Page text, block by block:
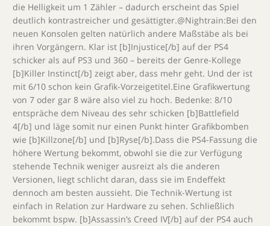
die Helligkeit um 1 Zähler – dadurch erscheint das Spiel
deutlich kontrastreicher und gesättigter.@Nightrain:Bei den
neuen Konsolen gelten natürlich andere Maßstäbe als bei
ihren Vorgängern. Klar ist [b]Injustice[/b] auf der PS4
schicker als auf PS3 und 360 – bereits der Genre-Kollege
[b]Killer Instinct[/b] zeigt aber, dass mehr geht. Und der ist
mit 6/10 schon kein Grafik-Vorzeigetitel.Eine Grafikwertung
von 7 oder gar 8 wäre also viel zu hoch. Bedenke: 8/10
entspräche dem Niveau des sehr schicken [b]Battlefield
4[/b] und läge somit nur einen Punkt hinter Grafikbomben
wie [b]Killzone[/b] und [b]Ryse[/b].Dass die PS4-Fassung die
höhere Wertung bekommt, obwohl sie die zur Verfügung
stehende Technik weniger ausreizt als die anderen
Versionen, liegt schlicht daran, dass sie im Endeffekt
dennoch am besten aussieht. Die Technik-Wertung ist
einfach in Relation zur Hardware zu sehen. Schließlich
bekommt bspw. [b]Assassin’s Creed IV[/b] auf der PS4 auch